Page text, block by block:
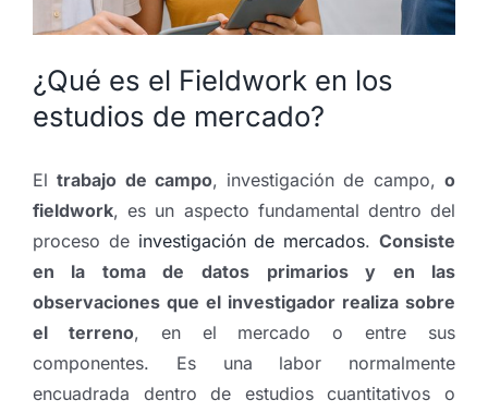
¿Qué es el Fieldwork en los
estudios de mercado?
Eltrabajo de campo, investigación de campo,o
fieldwork, es un aspecto fundamental dentro del
proceso de investigación de mercados.Consiste
en la toma de datos primarios y en las
observaciones que el investigador realiza sobre
el terreno, en el mercado o entre sus
componentes. Es una labor normalmente
encuadrada dentro de estudios cuantitativos o